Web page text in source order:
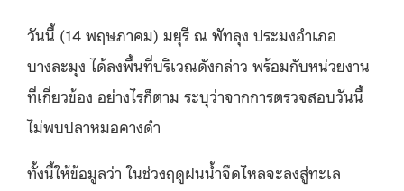
วันนี้ (14 พฤษภาคม) มยุรี ณ พัทลุง ประมงอำเภอ
บางละมุง ได้ลงพื้นที่บริเวณดังกล่าว พร้อมกับหน่วยงาน
ที่เกี่ยวข้อง อย่างไรก็ตาม ระบุว่าจากการตรวจสอบวันนี้
ไม่พบปลาหมอคางดำ
ทั้งนี้ให้ข้อมูลว่า ในช่วงฤดูฝนน้ำจืดไหลจะลงสู่ทะเล